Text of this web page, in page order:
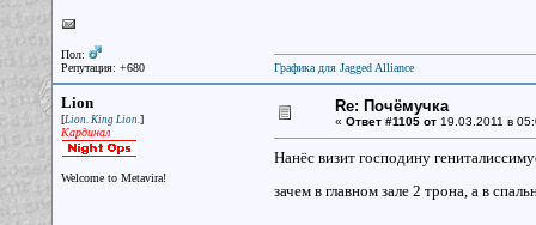
Пол:
Репутация: +680
Графика для Jagged Alliance
Lion
[Lion. King Lion.]
Кардинал
Welcome to Metavira!
Re: Почёмучка
« Ответ #1105 от19.03.2011 в
Нанёс визит господину
зачем в главном зале 2 трона, а в